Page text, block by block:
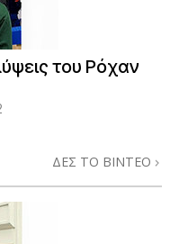
του Ρόχαν
ΔΕΣ ΤΟ ΒΙΝΤΕΟ